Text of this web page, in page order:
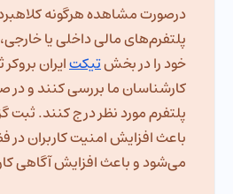
درصورت مشاهده هرگونه
پلتفرم‌های مالی داخلی یا
خود را در بخشتیکتایران
کارشناسان ما بررسی کنند و
پلتفرم مورد نظر درج کنند. ثبت
باعث افزایش امنیت کاربران در
می‌شود و باعث افزایش آگاهی